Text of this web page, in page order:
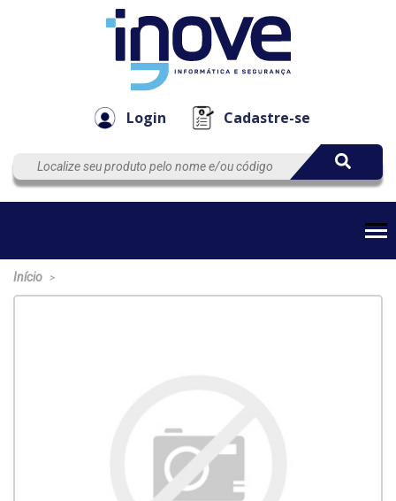
Login Cadastre-se
EmpresaAutomação
Início >